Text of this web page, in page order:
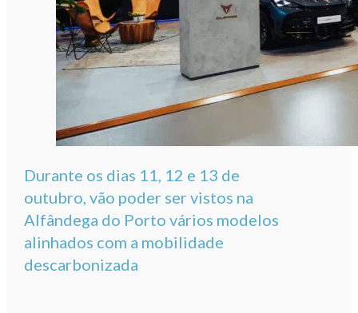
Durante os dias 11, 12 e 13 de
outubro, vão poder ser vistos na
Alfândega do Porto vários modelos
alinhados com a mobilidade
descarbonizada